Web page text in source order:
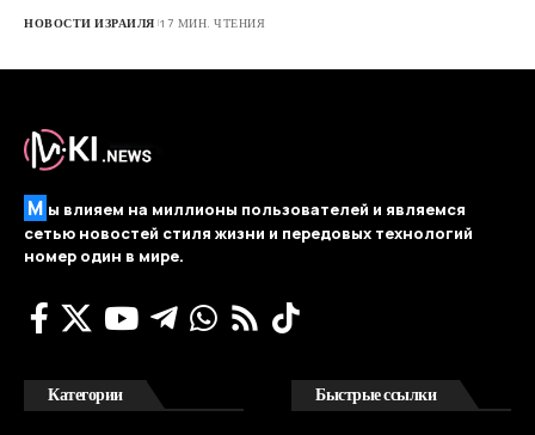
НОВОСТИ ИЗРАИЛЯ 17 МИН. ЧТЕНИЯ
М ы влияем на миллионы пользователей и являемся
сетью новостей стиля жизни и передовых технологий
номер один в мире.
Категории Быстрые ссылки